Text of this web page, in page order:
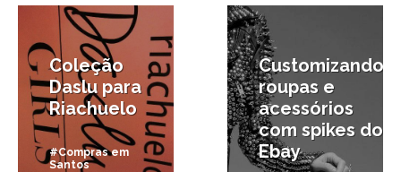
Coleção
Daslu para
Riachuelo
#Compras em
Santos
Customizando
roupas e
acessórios
com spikes do
Ebay